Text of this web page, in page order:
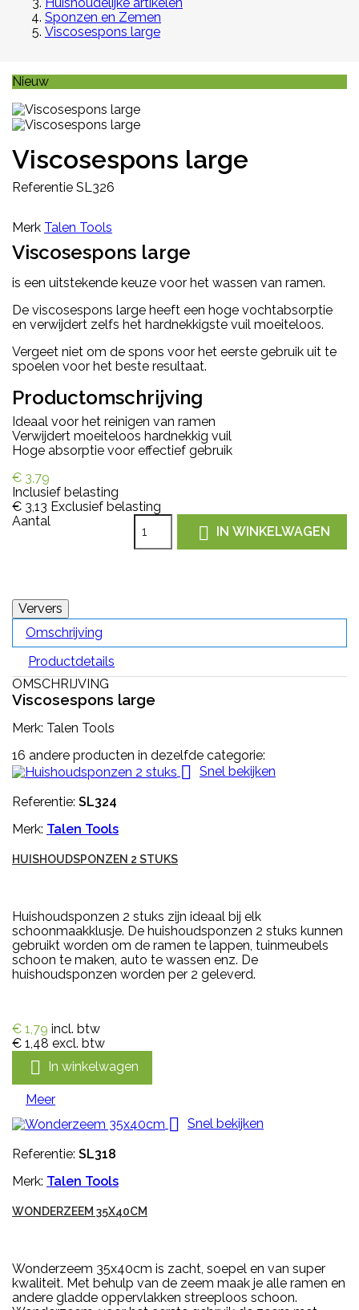
Sponzen en Zemen
Viscosespons large
Nieuw
Viscosespons large
Referentie SL326
Merk Talen Tools
Viscosespons large
is een uitstekende keuze voor het wassen van ramen.
De viscosespons large heeft een hoge vochtabsorptie
en verwijdert zelfs het hardnekkigste vuil moeiteloos.
Vergeet niet om de spons voor het eerste gebruik uit te
spoelen voor het beste resultaat.
Productomschrijving
Ideaal voor het reinigen van ramen
Verwijdert moeiteloos hardnekkig vuil
Hoge absorptie voor effectief gebruik
€ 3,79
Inclusief belasting
€ 3,13 Exclusief belasting
Aantal
 IN WINKELWAGEN
Omschrijving
Productdetails
OMSCHRIJVING
Viscosespons large
Merk: Talen Tools
16 andere producten in dezelfde categorie:
 Snel bekijken
Referentie: SL324
Merk: Talen Tools
HUISHOUDSPONZEN 2 STUKS
Huishoudsponzen 2 stuks zijn ideaal bij elk
schoonmaakklusje. De huishoudsponzen 2 stuks kunnen
gebruikt worden om de ramen te lappen, tuinmeubels
schoon te maken, auto te wassen enz. De
huishoudsponzen worden per 2 geleverd.
€ 1,79 incl. btw
€ 1,48 excl. btw
 In winkelwagen
Meer
 Snel bekijken
Referentie: SL318
Merk: Talen Tools
WONDERZEEM 35X40CM
Wonderzeem 35x40cm is zacht, soepel en van super
kwaliteit. Met behulp van de zeem maak je alle ramen en
andere gladde oppervlakken streeploos schoon.